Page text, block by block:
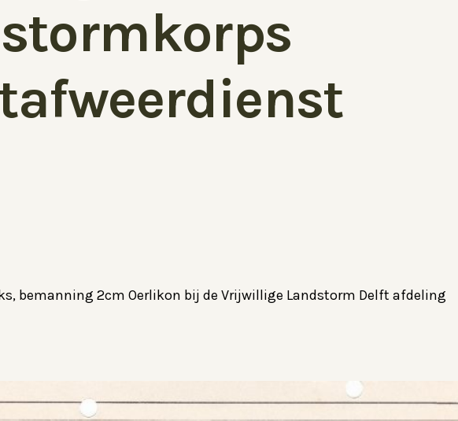
bemanning 2cm Oerlikon bij de Vrijwillige Landstorm Delft afdeling